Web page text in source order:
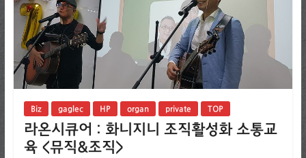
Biz gaglec HP organ private TOP
라온시큐어 : 화니지니 조직활성화 소통교
육 <뮤직&조직>